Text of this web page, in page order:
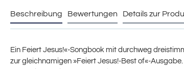
Beschreibung Bewertungen Details zur
Ein Feiert Jesus!«-Songbook mit durchweg
zur gleichnamigen »Feiert Jesus!-Best of«-